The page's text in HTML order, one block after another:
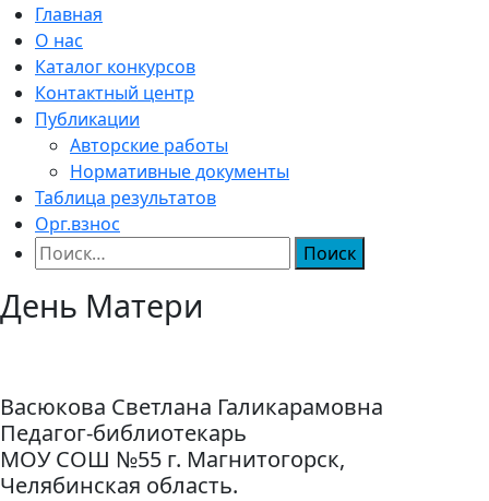
Главная
О нас
Каталог конкурсов
Контактный центр
Публикации
Авторские работы
Нормативные документы
Таблица результатов
Орг.взнос
Найти:
День Матери
Васюкова Светлана Галикарамовна
Педагог-библиотекарь
МОУ СОШ №55 г. Магнитогорск,
Челябинская область.